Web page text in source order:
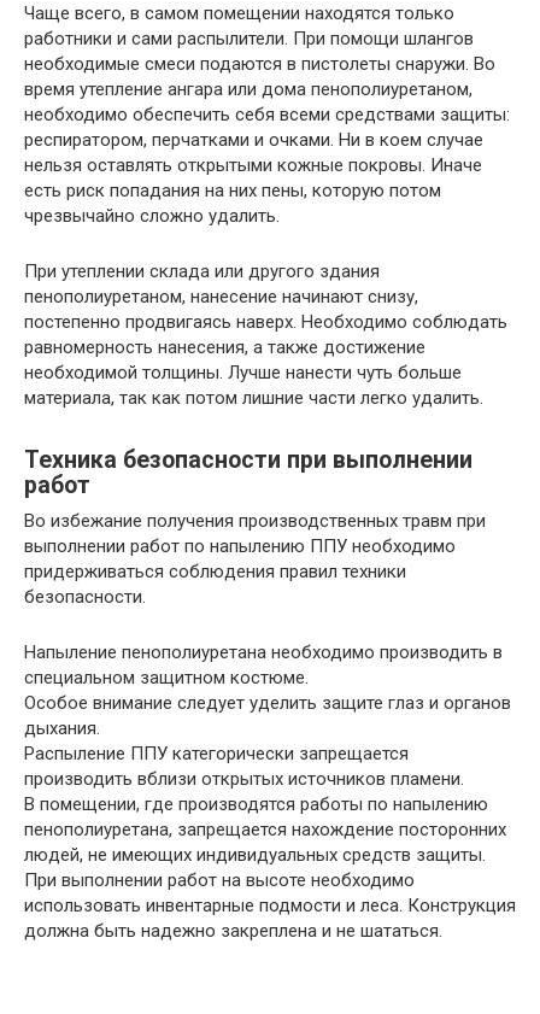
Чаще всего, в самом помещении находятся только
работники и сами распылители. При помощи шлангов
необходимые смеси подаются в пистолеты снаружи. Во
время утепление ангара или дома пенополиуретаном,
необходимо обеспечить себя всеми средствами защиты:
респиратором, перчатками и очками. Ни в коем случае
нельзя оставлять открытыми кожные покровы. Иначе
есть риск попадания на них пены, которую потом
чрезвычайно сложно удалить.
При утеплении склада или другого здания
пенополиуретаном, нанесение начинают снизу,
постепенно продвигаясь наверх. Необходимо соблюдать
равномерность нанесения, а также достижение
необходимой толщины. Лучше нанести чуть больше
материала, так как потом лишние части легко удалить.
Техника безопасности при выполнении
работ
Во избежание получения производственных травм при
выполнении работ по напылению ППУ необходимо
придерживаться соблюдения правил техники
безопасности.
Напыление пенополиуретана необходимо производить в
специальном защитном костюме.
Особое внимание следует уделить защите глаз и органов
дыхания.
Распыление ППУ категорически запрещается
производить вблизи открытых источников пламени.
В помещении, где производятся работы по напылению
пенополиуретана, запрещается нахождение посторонних
людей, не имеющих индивидуальных средств защиты.
При выполнении работ на высоте необходимо
использовать инвентарные подмости и леса. Конструкция
должна быть надежно закреплена и не шататься.